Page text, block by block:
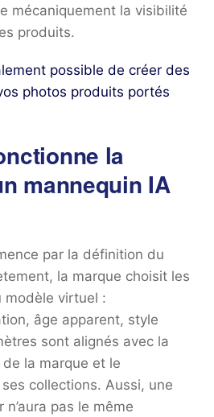
mécaniquement la visibilité
produits.
possible de créer des
photos produits portés
la
mannequin IA
par la définition du
la marque choisit les
modèle virtuel :
âge apparent, style
sont alignés avec la
la marque et le
collections. Aussi, une
pas le même